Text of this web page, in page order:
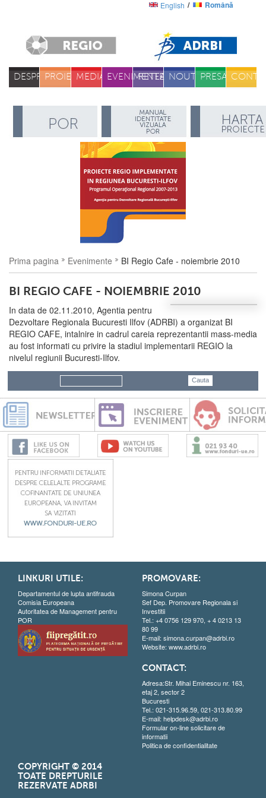
English Română
DESPREPROIECTEMEDIA EVENIMENTE
RETEA NOUTATIPRESA
Prima pagina Evenimente BI Regio Cafe - noiembrie 2010
BI REGIO CAFE - NOIEMBRIE 2010
In data de 02.11.2010, Agentia pentru
Dezvoltare Regionala Bucuresti Ilfov (ADRBI) a organizat BI
REGIO CAFE, intalnire in cadrul careia reprezentantii mass-media
au fost informati cu privire la stadiul implementarii REGIO la
nivelul regiunii Bucuresti-Ilfov.
LINKURI UTILE:
Departamentul de lupta antifrauda
Comisia Europeana
Autoritatea de Management pentru
POR
PROMOVARE:
Simona Curpan
Sef Dep. Promovare Regionala si
Investitii
Tel.: +4 0756 129 970, + 4 0213 13
80 99
E-mail: simona.curpan@adrbi.ro
Website: www.adrbi.ro
CONTACT:
Adresa:Str. Mihai Eminescu nr. 163,
etaj 2, sector 2
Bucuresti
Tel.: 021-315.96.59, 021-313.80.99
E-mail: helpdesk@adrbi.ro
Formular on-line solicitare de
informatii
Politica de confidentialitate
COPYRIGHT © 2014
TOATE DREPTURILE
REZERVATE ADRBI